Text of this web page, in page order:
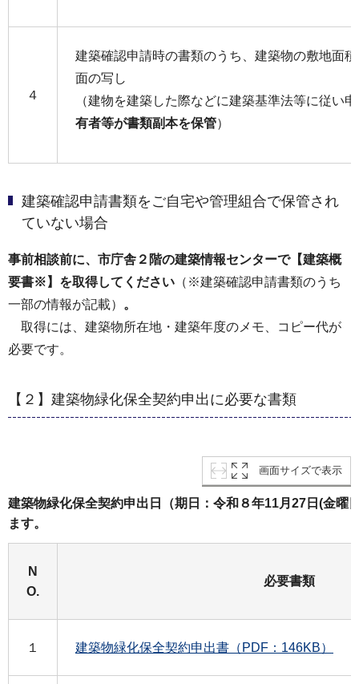
４
建築確認申請時の書類のうち、建築物の敷地面
面の写し
（建物を建築した際などに建築基準法等に従い
有者等が書類副本を保管）
建築確認申請書類をご自宅や管理組合で保管され
ていない場合
事前相談前に、市庁舎２階の建築情報センターで【建築概
要書※】を取得してください （※建築確認申請書類のうち
一部の情報が記載） 。
取得には、建築物所在地・建築年度のメモ、コピー代が
必要です。
【２】建築物緑化保全契約申出に必要な書類
画面サイズで表示
建築物緑化保全契約申出日（期日：令和８年11月27日(金曜
ます。
N
O.
必要書類
１ 建築物緑化保全契約申出書（PDF：146KB）